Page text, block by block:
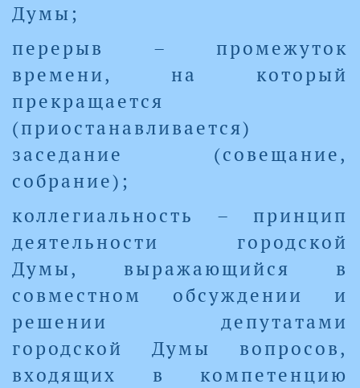
Думы;
перерыв – промежуток
времени, на который
прекращается
(приостанавливается)
заседание (совещание,
собрание);
коллегиальность – принцип
деятельности городской
Думы, выражающийся в
совместном обсуждении и
решении депутатами
городской Думы вопросов,
входящих в компетенцию